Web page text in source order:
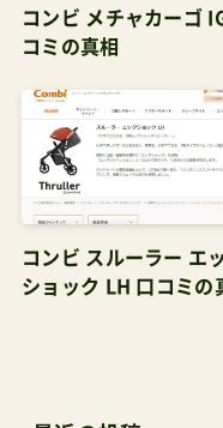
コンビ メチャカーゴ
コミの真相
コンビ スルーラー エ
ショック LH 口コミの